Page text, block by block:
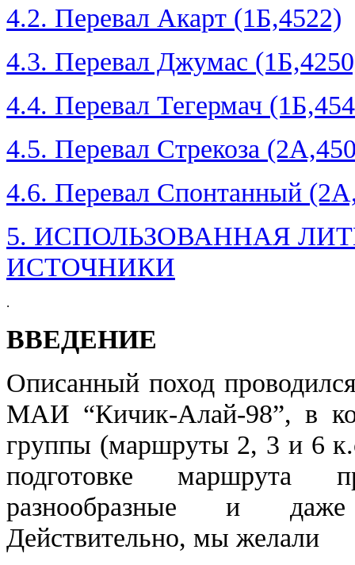
4.2. Перевал Акарт (1Б,4522)
4.3. Перевал Джумас
4.4. Перевал Тегермач
4.5. Перевал Стрекоза
4.6. Перевал Спонтанный
5. ИСПОЛЬЗОВАННАЯ
ИСТОЧНИКИ
.
ВВЕДЕНИЕ
Описанный поход
МАИ “Кичик-Алай-98”, в
группы (маршруты 2, 3 и 6
подготовке маршрута
разнообразные и
Действительно, мы желали